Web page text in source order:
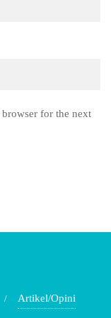
for the next
Artikel/Opini